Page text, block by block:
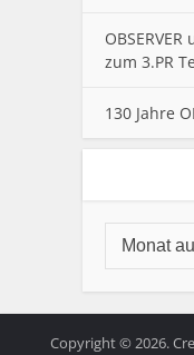
zum 3.PR
130 Jahre
Copyright © 2026.